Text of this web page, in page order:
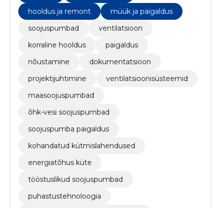
hooldus ja remont
müük ja paigaldus
soojuspumbad
ventilatsioon
korraline hooldus
paigaldus
nõustamine
dokumentatsioon
projektijuhtimine
ventilatsioonisüsteemid
maasoojuspumbad
õhk-vesi soojuspumbad
soojuspumba paigaldus
kohandatud kütmislahendused
energiatõhus küte
tööstuslikud soojuspumbad
puhastustehnoloogia